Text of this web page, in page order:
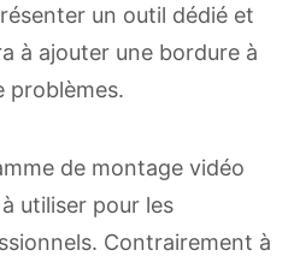
un outil dédié et
à ajouter une bordure à
problèmes.
de montage vidéo
utiliser pour les
Contrairement à